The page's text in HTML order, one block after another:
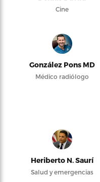
Cine
González Pons MD
Médico radiólogo
Heriberto N. Saurí
Salud y emergencias